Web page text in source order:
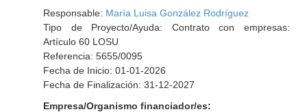
Responsable: María Luisa González Rodríguez
Tipo de Proyecto/Ayuda: Contrato con empresas:
Artículo 60 LOSU
Referencia: 5655/0095
Fecha de Inicio: 01-01-2026
Fecha de Finalización: 31-12-2027
Empresa/Organismo financiador/es: